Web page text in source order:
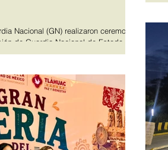
Nacional (GN) realizaron ceremonia
de Guardia Nacional de Estado
el General de Brigada, Juan
la Ciudad de México; el evento oficial
CONTEL de la GN, ubicada en la